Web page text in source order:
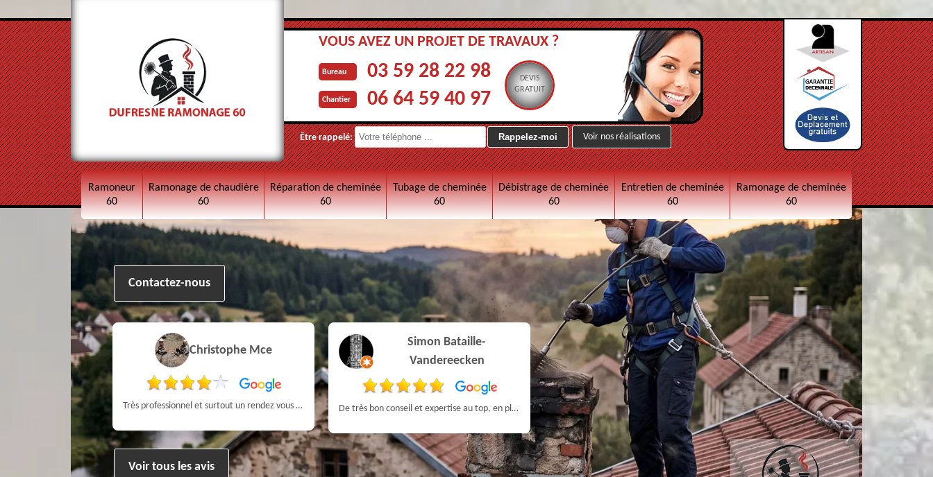
VOUS AVEZ UN PROJET DE TRAVAUX ?
Bureau 03 59 28 22 98
Chantier 06 64 59 40 97
DEVIS
GRATUIT
Être rappelé: Voir nos réalisations
Ramoneur
60
Ramonage de chaudière
60
Réparation de cheminée
60
Tubage de cheminée
60
Débistrage de cheminée
60
Entretien de cheminée
60
Ramonage de cheminée
60
Contactez-nous
Christophe Mce
Très professionnel et surtout un rendez vous rapide pour un ramonage efficace
Simon Bataille-
Vandereecken
De très bon conseil et expertise au top, en plus d’être très sympathique, je recommande! Nous avons été bien aidés et renseignés sur quoi faire de notre insert et son entretien futur, merci :)
Patricia MARCHANDIN
personne sympathique efficace expliquant la démarche de son travail pour un résultat de qualité . A recommander
Pierre
Très bien !
Voir tous les avis